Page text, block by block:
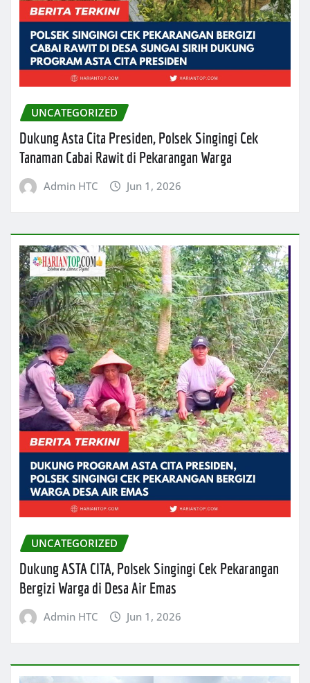
UNCATEGORIZED
Dukung Asta Cita Presiden, Polsek Singingi Cek
Tanaman Cabai Rawit di Pekarangan Warga
Admin HTC Jun 1, 2026
UNCATEGORIZED
Dukung ASTA CITA, Polsek Singingi Cek Pekarangan
Bergizi Warga di Desa Air Emas
Admin HTC Jun 1, 2026